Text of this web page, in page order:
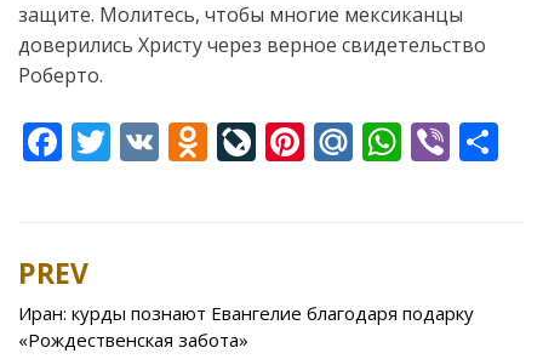
защите. Молитесь, чтобы многие мексиканцы
доверились Христу через верное свидетельство
Роберто.
F
b
o
o
T V O
kl
as
Li
u
r
Pi
st
M
u
W
A
p
Vi
Post
navigation
PREV
Иран: курды познают Евангелие благодаря подарку
«Рождественская забота»